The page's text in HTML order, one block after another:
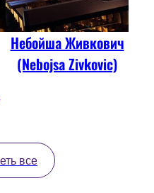
Небойша Живкович
(Nebojsa Zivkovic)
все